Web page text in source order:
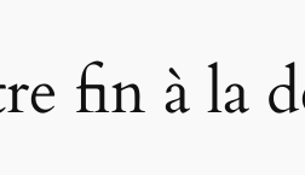
fin à la